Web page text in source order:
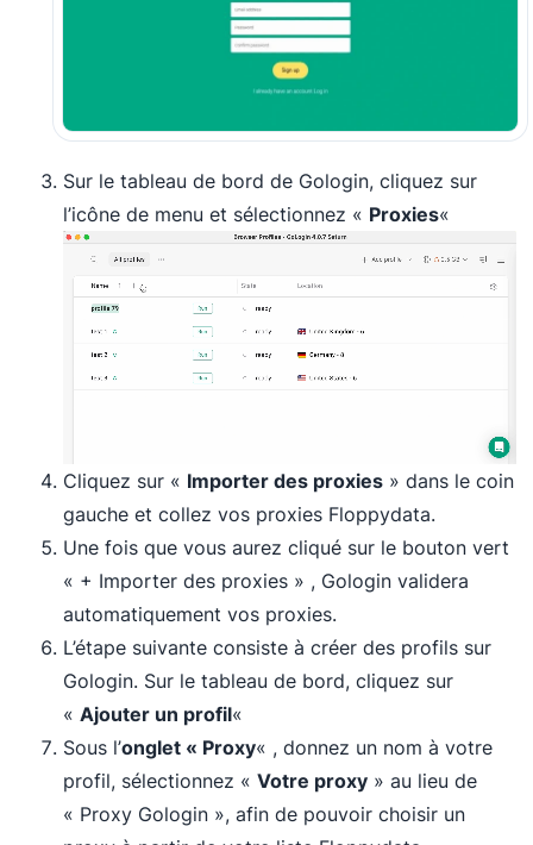
Sur le tableau de bord de Gologin, cliquez sur
l’icône de menu et sélectionnez « Proxies«
Cliquez sur « Importer des proxies » dans le coin
gauche et collez vos proxies Floppydata.
Une fois que vous aurez cliqué sur le bouton vert
« + Importer des proxies » , Gologin validera
automatiquement vos proxies.
L’étape suivante consiste à créer des profils sur
Gologin. Sur le tableau de bord, cliquez sur
«Ajouter un profil«
Sous l’onglet « Proxy« , donnez un nom à votre
profil, sélectionnez «Votre proxy » au lieu de
« Proxy Gologin », afin de pouvoir choisir un